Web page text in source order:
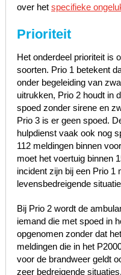
over het specifieke
Prioriteit
Het onderdeel prioriteit is
soorten. Prio 1 betekent
onder begeleiding van
uitrukken, Prio 2 houdt in
spoed zonder sirene en
Prio 3 is er geen spoed.
hulpdienst vaak ook nog
112 meldingen binnen
moet het voertuig binnen
incident zijn bij een Prio 1
levensbedreigende
Bij Prio 2 wordt de
iemand die met spoed in
opgenomen zonder dat
meldingen die in het
voor de brandweer geldt
zeer bedreigende